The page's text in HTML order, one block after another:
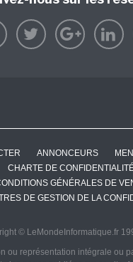
ANNONCEURS
CHARTE DE
GÉNÉRALES DE
DE GESTION DE LA
© LeMondeInformatique.fr
ou représentation intégrale ou